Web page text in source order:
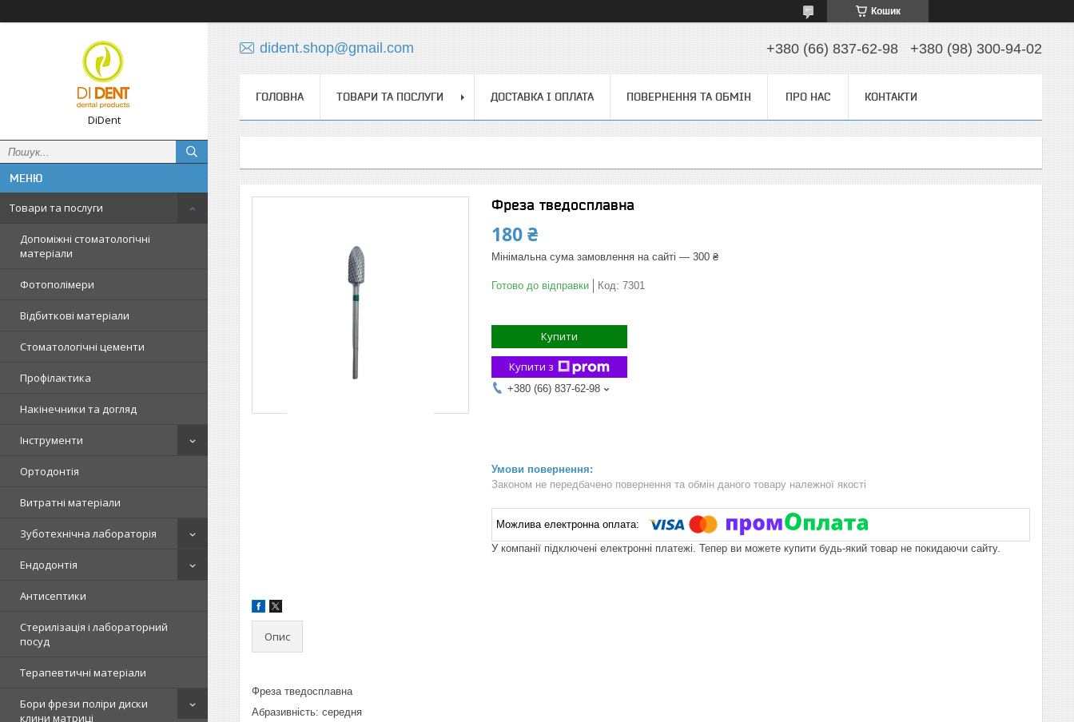
Кошик
DiDent
Товари та послуги
Допоміжні стоматологічні
матеріали
Фотополімери
Відбиткові матеріали
Стоматологічні цементи
Профілактика
Накінечники та догляд
Інструменти
Ортодонтія
Витратні матеріали
Зуботехнічна лабораторія
Ендодонтія
Антисептики
Стерилізація і лабораторний
посуд
Терапевтичні матеріали
Бори фрези поліри диски
клини матриці
dident.shop@gmail.com +380 (66) 837-62-98 +380 (98) 300-94-02
ГОЛОВНА ТОВАРИ ТА ПОСЛУГИ ДОСТАВКА І ОПЛАТА ПОВЕРНЕННЯ ТА ОБМІН ПРО НАС КОНТАКТИ
Фреза тведосплавна
180 ₴
Мінімальна сума замовлення на сайті — 300 ₴
Готово до відправки Код: 7301
Купити
Купити з
+380 (66) 837-62-98
Законом не передбачено повернення та обмін даного товару належної якості
У компанії підключені електронні платежі. Тепер ви можете купити будь-який товар не покидаючи сайту.
Опис
Фреза тведосплавна
Абразивність: середня